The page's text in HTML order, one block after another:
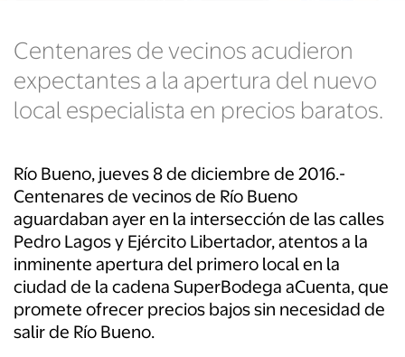
Centenares de vecinos acudieron
expectantes a la apertura del nuevo
local especialista en precios baratos.
Río Bueno, jueves 8 de diciembre de 2016.-
Centenares de vecinos de Río Bueno
aguardaban ayer en la intersección de las calles
Pedro Lagos y Ejército Libertador, atentos a la
inminente apertura del primero local en la
ciudad de la cadena SuperBodega aCuenta, que
promete ofrecer precios bajos sin necesidad de
salir de Río Bueno.